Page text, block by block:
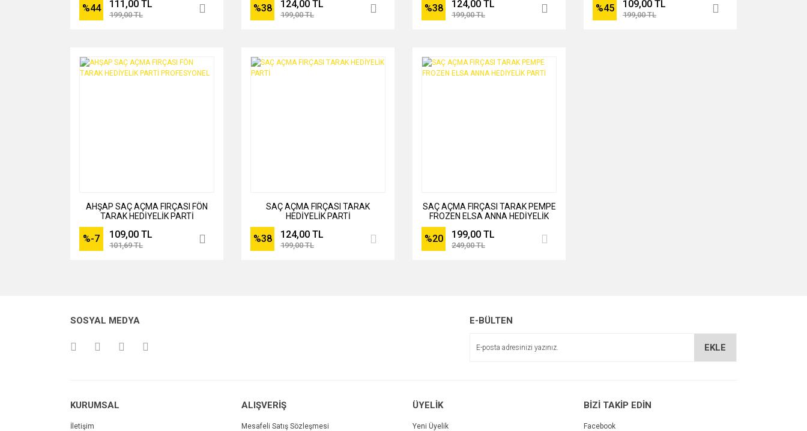
%44 111,00 TL
199,00 TL
%38 124,00 TL
199,00 TL
%38 124,00 TL
199,00 TL
%45 109,00 TL
199,00 TL
AHŞAP SAÇ AÇMA FIRÇASI FÖN
TARAK HEDİYELİK PARTİ
%-7 109,00 TL
101,69 TL
SAÇ AÇMA FIRÇASI TARAK
HEDİYELİK PARTİ
%38 124,00 TL
199,00 TL
SAÇ AÇMA FIRÇASI TARAK PEMPE
FROZEN ELSA ANNA HEDİYELİK
%20 199,00 TL
249,00 TL
SOSYAL MEDYA E-BÜLTEN
EKLE
KURUMSAL
İletişim
ALIŞVERİŞ
Mesafeli Satış Sözleşmesi
ÜYELİK
Yeni Üyelik
BİZİ TAKİP EDİN
Facebook